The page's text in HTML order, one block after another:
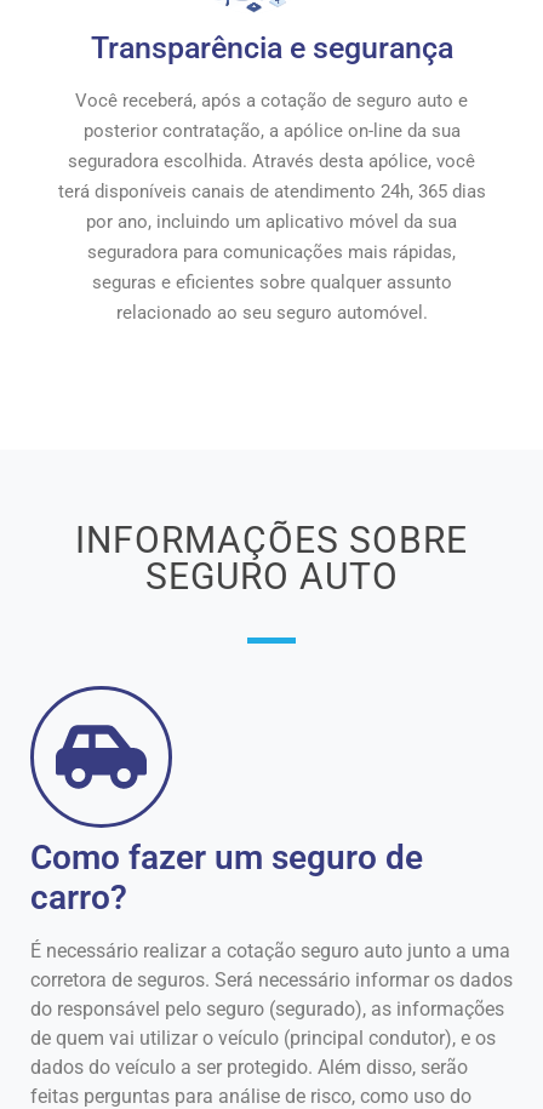
Transparência e segurança
Você receberá, após a cotação de seguro auto e
posterior contratação, a apólice on-line da sua
seguradora escolhida. Através desta apólice, você
terá disponíveis canais de atendimento 24h, 365 dias
por ano, incluindo um aplicativo móvel da sua
seguradora para comunicações mais rápidas,
seguras e eficientes sobre qualquer assunto
relacionado ao seu seguro automóvel.
INFORMAÇÕES SOBRE
SEGURO AUTO
Como fazer um seguro de
carro?
É necessário realizar a cotação seguro auto junto a uma
corretora de seguros. Será necessário informar os dados
do responsável pelo seguro (segurado), as informações
de quem vai utilizar o veículo (principal condutor), e os
dados do veículo a ser protegido. Além disso, serão
feitas perguntas para análise de risco, como uso do